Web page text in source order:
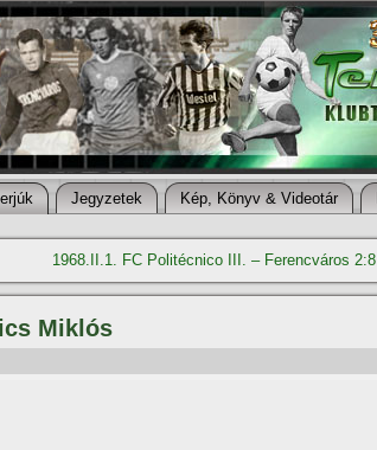
Jegyzetek Kép, Könyv & Videotár
1968.II.1. FC Politécnico III. – Ferencváros 2:8
Miklós